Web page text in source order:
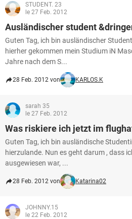
STUDENT. 23
le 27 Feb. 2012
Ausländischer student
Guten Tag, ich bin ausländischer
hierher gekommen mein Studium iN
Jahre nach dem S...
28 Feb. 2012 von KARLOS.K
sarah 35
le 27 Feb. 2012
Was riskiere ich jetzt im
Guten Tag, ich bin ausländische
hierzulande. Nun es geht darum , dass
ausgewiesen war, ...
28 Feb. 2012 von Katarina02
JOHNNY.15
le 22 Feb. 2012